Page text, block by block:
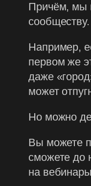
Причём, мы
сообществу.
Например,
первом же
даже
может
Но можно
Вы можете
сможете до
на